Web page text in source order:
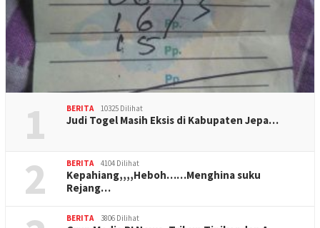
1 BERITA 10325 Dilihat
Judi Togel Masih Eksis di Kabupaten Jepa…
2 BERITA 4104 Dilihat
Kepahiang,,,,Heboh……Menghina suku
Rejang…
BERITA 3806 Dilihat